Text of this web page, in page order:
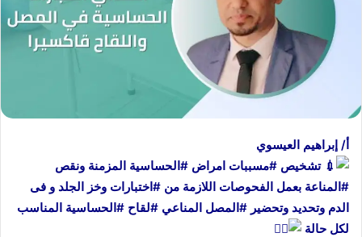
أ/ إبراهيم العيسوي
تشخيص #مسببات امراض #الحساسية المزمنة ونقص
#المناعة بعمل الفحوصات اللازمة من #اختبارات وخز الجلد و فى
الدم وتحديد وتحضير #المصل المناعي #لقاح #الحساسية المناسب
لكل حالة